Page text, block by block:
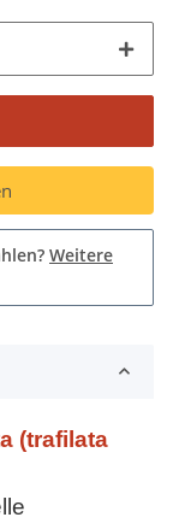
Weitere
(trafilata